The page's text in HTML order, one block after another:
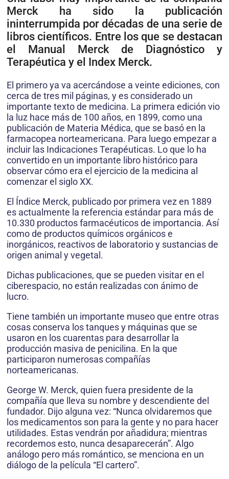
Merck ha sido la publicación
ininterrumpida por décadas de una serie de
libros científicos. Entre los que se destacan
el Manual Merck de Diagnóstico y
Terapéutica y el Index Merck.
El primero ya va acercándose a veinte ediciones, con
cerca de tres mil páginas, y es considerado un
importante texto de medicina. La primera edición vio
la luz hace más de 100 años, en 1899, como una
publicación de Materia Médica, que se basó en la
farmacopea norteamericana. Para luego empezar a
incluir las Indicaciones Terapéuticas. Lo que lo ha
convertido en un importante libro histórico para
observar cómo era el ejercicio de la medicina al
comenzar el siglo XX.
El Índice Merck, publicado por primera vez en 1889
es actualmente la referencia estándar para más de
10.330 productos farmacéuticos de importancia. Así
como de productos químicos orgánicos e
inorgánicos, reactivos de laboratorio y sustancias de
origen animal y vegetal.
Dichas publicaciones, que se pueden visitar en el
ciberespacio, no están realizadas con ánimo de
lucro.
Tiene también un importante museo que entre otras
cosas conserva los tanques y máquinas que se
usaron en los cuarentas para desarrollar la
producción masiva de penicilina. En la que
participaron numerosas compañías
norteamericanas.
George W. Merck, quien fuera presidente de la
compañía que lleva su nombre y descendiente del
fundador. Dijo alguna vez: “Nunca olvidaremos que
los medicamentos son para la gente y no para hacer
utilidades. Estas vendrán por añadidura; mientras
recordemos esto, nunca desaparecerán”. Algo
análogo pero más romántico, se menciona en un
diálogo de la película “El cartero”.